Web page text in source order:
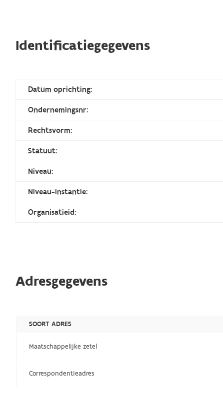
Identificatiegegevens
Datum oprichting:
Ondernemingsnr:
Rechtsvorm:
Statuut:
Niveau:
Niveau-instantie:
Organisatieid:
Adresgegevens
SOORT ADRES
Maatschappelijke zetel
Correspondentieadres